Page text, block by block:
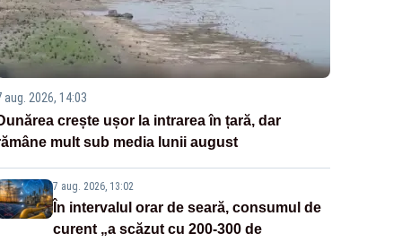
aug. 2026, 14:03
crește ușor la intrarea în țară, dar
mult sub media lunii august
7 aug. 2026, 13:02
În intervalul orar de seară, consumul de
curent „a scăzut cu 200-300 de